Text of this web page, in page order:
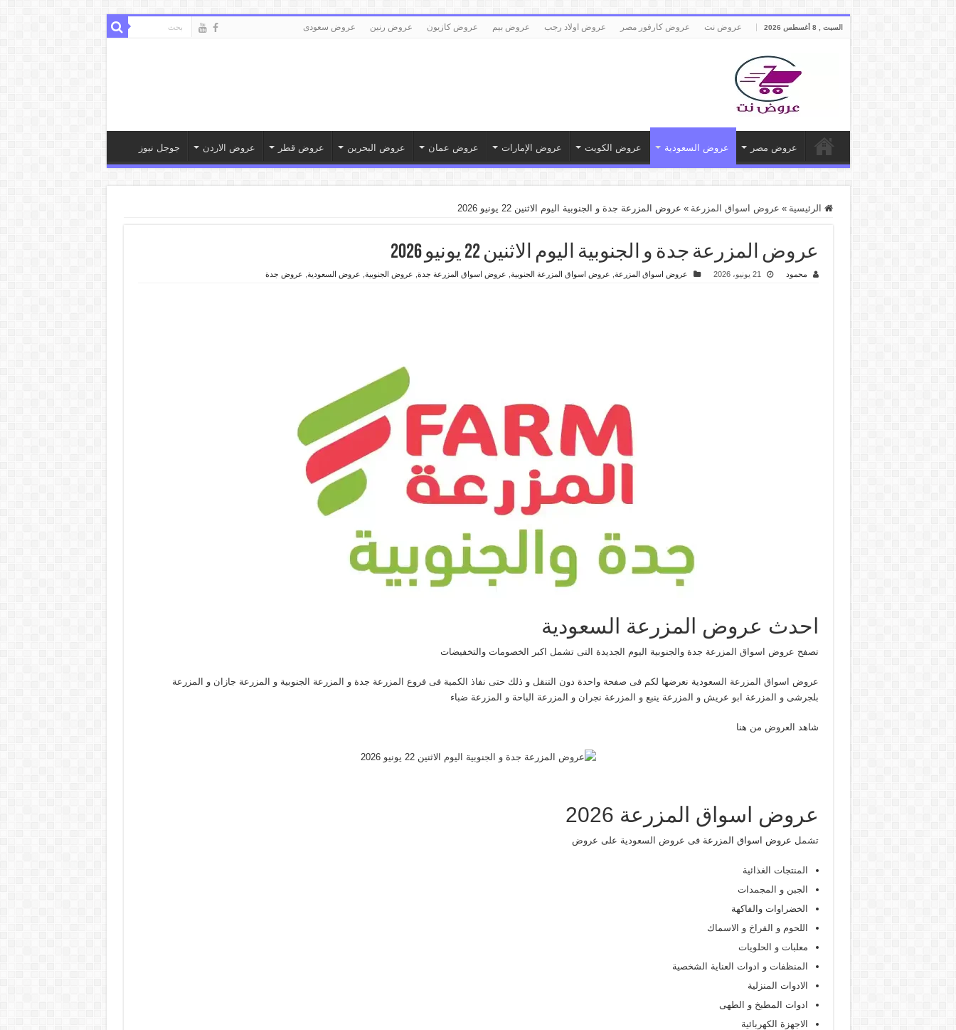
السبت , 8 أغسطس 2026 عروض نت عروض كارفور مصر عروض اولاد رجب عروض بيم عروض كازيون عروض رنين عروض سعودى
عروض مصر عروض السعودية عروض الكويت عروض الإمارات عروض عمان عروض البحرين عروض قطر عروض الاردن جوجل نيوز
الرئيسية » عروض اسواق المزرعة » عروض المزرعة جدة و الجنوبية اليوم الاثنين 22 يونيو 2026
عروض المزرعة جدة و الجنوبية اليوم الاثنين 22 يونيو 2026
محمود 21 يونيو، 2026 عروض اسواق المزرعة عروض اسواق المزرعة الجنوبية عروض اسواق المزرعة جدة عروض الجنوبية عروض السعودية عروض جدة
احدث عروض المزرعة السعودية
تصفح عروض اسواق المزرعة جدة والجنوبية اليوم الجديدة التى تشمل اكبر الخصومات والتخفيضات
عروض اسواق المزرعة السعودية نعرضها لكم فى صفحة واحدة دون التنقل و ذلك حتى نفاذ الكمية فى فروع المزرعة جدة و المزرعة الجنوبية و المزرعة جازان و المزرعة
بلجرشى و المزرعة ابو عريش و المزرعة ينبع و المزرعة نجران و المزرعة الباحة و المزرعة ضباء
شاهد العروض من هنا
عروض اسواق المزرعة 2026
تشمل عروض اسواق المزرعة فى عروض السعودية على عروض
المنتجات الغذائية
الجبن و المجمدات
الخضراوات والفاكهة
اللحوم و الفراخ و الاسماك
معلبات و الحلويات
المنظفات و ادوات العناية الشخصية
الادوات المنزلية
ادوات المطبخ و الطهى
الاجهزة الكهربائية